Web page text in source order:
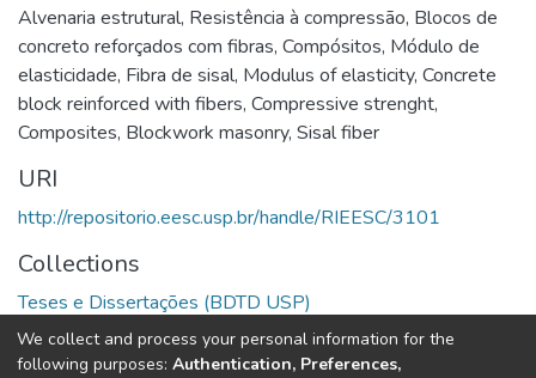
Alvenaria estrutural, Resistência à compressão, Blocos de
concreto reforçados com fibras, Compósitos, Módulo de
elasticidade, Fibra de sisal, Modulus of elasticity, Concrete
block reinforced with fibers, Compressive strenght,
Composites, Blockwork masonry, Sisal fiber
URI
http://repositorio.eesc.usp.br/handle/RIEESC/3101
Collections
Teses e Dissertações (BDTD USP)
Full item page
We collect and process your personal information for the
following purposes: Authentication, Preferences,